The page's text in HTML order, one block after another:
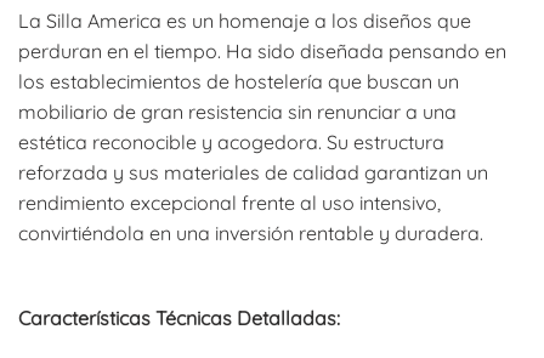
La Silla America es un homenaje a los diseños que
perduran en el tiempo. Ha sido diseñada pensando en
los establecimientos de hostelería que buscan un
mobiliario de gran resistencia sin renunciar a una
estética reconocible y acogedora. Su estructura
reforzada y sus materiales de calidad garantizan un
rendimiento excepcional frente al uso intensivo,
convirtiéndola en una inversión rentable y duradera.
Características Técnicas Detalladas: